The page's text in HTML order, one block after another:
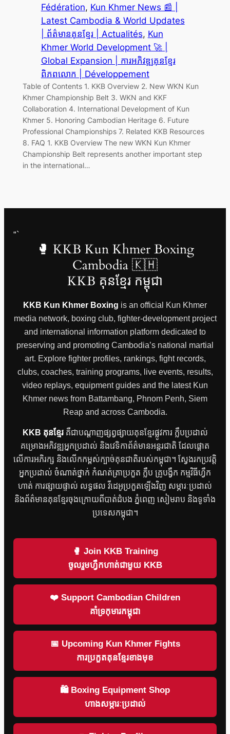
Fédération, Kun Khmer News 📰 |
Latest Cambodia & World Updates
| ព័ត៌មានគុនខ្មែរ | Actualités, Kun
Khmer World Development 🚀 |
Global Expansion | ការអភិវឌ្ឍគុនខ្មែរ
ពិភពលោក | Développement
Table of Contents 1. KKB Overview 2. New WKN Kun
Khmer Championship Belt 3. WKN and KKF
Collaboration 4. International Development of Kun
Khmer 5. Honoring Cambodian Heritage 6. Future
Professional Championships 7. Related KKB Resources
8. FAQ 1. KKB Overview The new WKN Kun Khmer
Championship Belt represents another important step
in the international…
“`
🥊 KKB Kun Khmer Boxing
Cambodia 🇰🇭
KKB គុនខ្មែរ កម្ពុជា
KKB Kun Khmer Boxing is an official Kun Khmer
media network, boxing club, fighter-development project
and international information platform dedicated to
preserving and promoting Cambodia’s national martial
art. Explore fighter profiles, rankings, fight records,
clubs, coaches, training programs, live events, results,
video replays, equipment guides and the latest Kun
Khmer news from Battambang, Phnom Penh, Siem
Reap and across Cambodia.
KKB គុនខ្មែរគឺជាបណ្តាញផ្សព្វផ្សាយគុនខ្មែរផ្លូវការ ក្លឹបប្រដាល់
គម្រោងអភិវឌ្ឍអ្នកប្រដាល់ និងវេទិកាព័ត៌មានអន្តរជាតិ ដែលផ្តោត
លើការអភិរក្ស និងលើកកម្ពស់ក្បាច់គុនជាតិរបស់កម្ពុជា។ ស្វែងរកប្រវត្តិ
អ្នកប្រដាល់ ចំណាត់ថ្នាក់ កំណត់ត្រាប្រកួត ក្លឹប គ្រូបង្វឹក កម្មវិធីហ្វឹក
ហាត់ ការផ្សាយផ្ទាល់ លទ្ធផល វីដេអូប្រកួតឡើងវិញ សម្ភារៈប្រដាល់
និងព័ត៌មានគុនខ្មែរចុងក្រោយពីបាត់ដំបង ភ្នំពេញ សៀមរាប និងទូទាំង
ប្រទេសកម្ពុជា។
🥊 Join KKB Training
ចូលរួមហ្វឹកហាត់ជាមួយ KKB
❤️ Support Cambodian Children
គាំទ្រកុមារកម្ពុជា
📅 Upcoming Kun Khmer Fights
ការប្រកួតគុនខ្មែរខាងមុខ
🛍 Boxing Equipment Shop
ហាងសម្ភារៈប្រដាល់